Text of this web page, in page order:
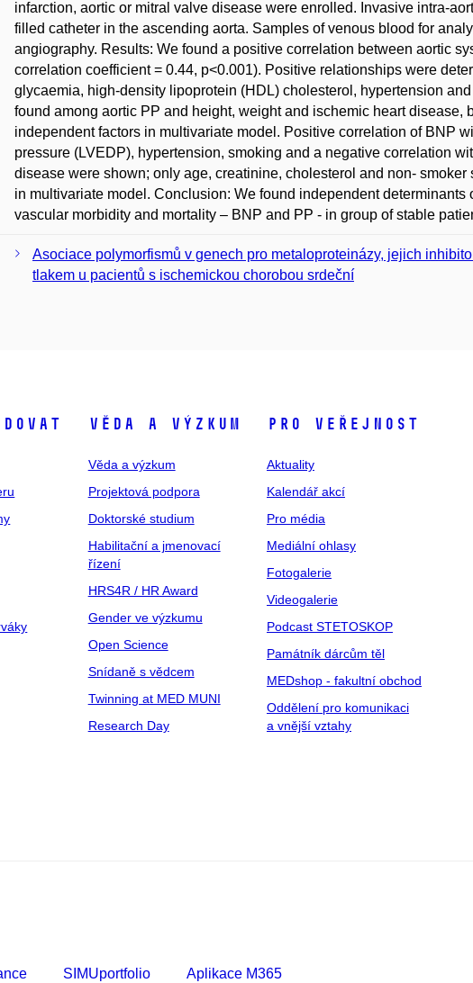
infarction, aortic or mitral valve disease were enrolled. Invasive intra-
filled catheter in the ascending aorta. Samples of venous blood for
angiography. Results: We found a positive correlation between aortic
correlation coefficient = 0.44, p<0.001). Positive relationships were
glycaemia, high-density lipoprotein (HDL) cholesterol, hypertension
found among aortic PP and height, weight and ischemic heart disease,
independent factors in multivariate model. Positive correlation of BNP
pressure (LVEDP), hypertension, smoking and a negative correlation
disease were shown; only age, creatinine, cholesterol and non-
in multivariate model. Conclusion: We found independent
vascular morbidity and mortality – BNP and PP - in group of stable
Asociace polymorfismů v genech pro metaloproteinázy, jejich
tlakem u pacientů s ischemickou chorobou srdeční
Věda a výzkum
Věda a výzkum
Projektová podpora
Doktorské studium
Habilitační a jmenovací
řízení
HRS4R / HR Award
Gender ve výzkumu
Open Science
Snídaně s vědcem
Twinning at MED MUNI
Research Day
Pro veřejnost
Aktuality
Kalendář akcí
Pro média
Mediální ohlasy
Fotogalerie
Videogalerie
Podcast STETOSKOP
Památník dárcům těl
MEDshop - fakultní obchod
Oddělení pro komunikaci
a vnější vztahy
SIMUportfolio Aplikace M365